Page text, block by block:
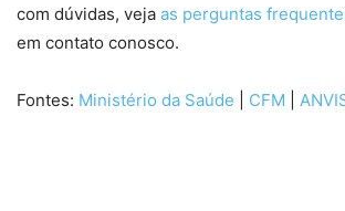
com dúvidas, veja as perguntas
em contato conosco.
Fontes: Ministério da Saúde CFM